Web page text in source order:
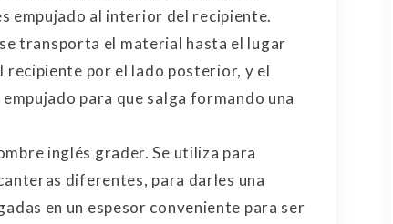
empujado al interior del recipiente.
transporta el material hasta el lugar
recipiente por el lado posterior, y el
para que salga formando una
inglés grader. Se utiliza para
diferentes, para darles una
en un espesor conveniente para ser